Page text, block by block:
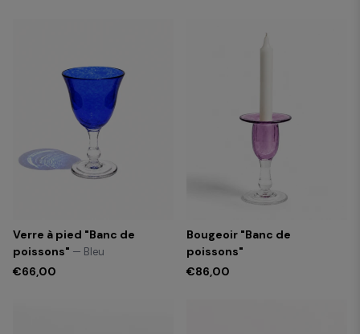
Verre à pied "Banc de
poissons" — Bleu
€66,00
Bougeoir "Banc de
poissons"
€86,00